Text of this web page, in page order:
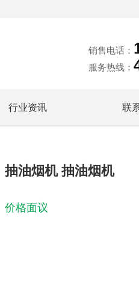
销售电话：
服务热线：
行业资讯 联
抽油烟机 抽油烟机
价格面议